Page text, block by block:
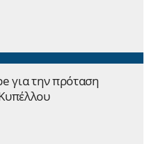
για την πρόταση